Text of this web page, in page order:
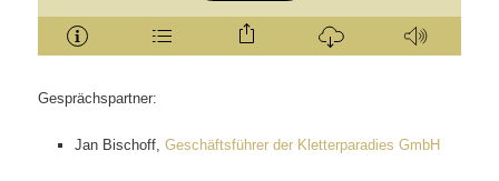
Gesprächspartner:
Jan Bischoff, Geschäftsführer der Kletterparadies GmbH